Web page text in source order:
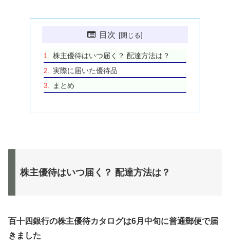
目次
株主優待はいつ届く？ 配達方法は？
実際に届いた優待品
まとめ
株主優待はいつ届く？ 配達方法は？
百十四銀行の株主優待カタログは6月中旬に普通郵便で届
きました